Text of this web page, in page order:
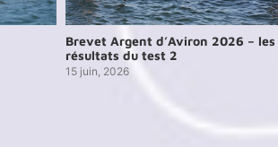
Brevet Argent d’Aviron 2026 – les
résultats du test 2
15 juin, 2026